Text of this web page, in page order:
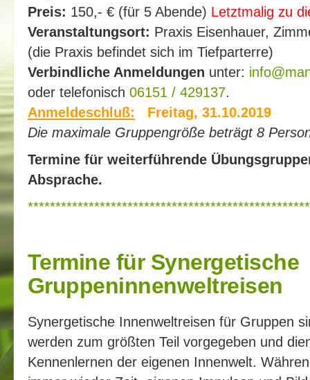
Preis: 150,- € (für 5 Abende) Letztmalig zu
Veranstaltungsort: Praxis Eisenhauer,
(die Praxis befindet sich im Tiefparterre)
Verbindliche Anmeldungen unter:
oder telefonisch 06151 / 429137.
Anmeldeschluß: Freitag, 31.10.2019
Die maximale Gruppengröße beträgt 8
Termine für weiterführende
Absprache.
Termine für Synergetische
Gruppeninnenweltreisen
Synergetische Innenweltreisen für Gruppen
werden zum größten Teil vorgegeben und
Kennenlernen der eigenen Innenwelt.